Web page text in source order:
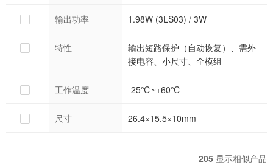
输出功率 1.98W (3LS03) / 3W
特性
输出短路保护（自动恢复）、需外
接电容、小尺寸、全模组
工作温度 -25℃~+60℃
尺寸 26.4×15.5×10mm
205 显示相似产品